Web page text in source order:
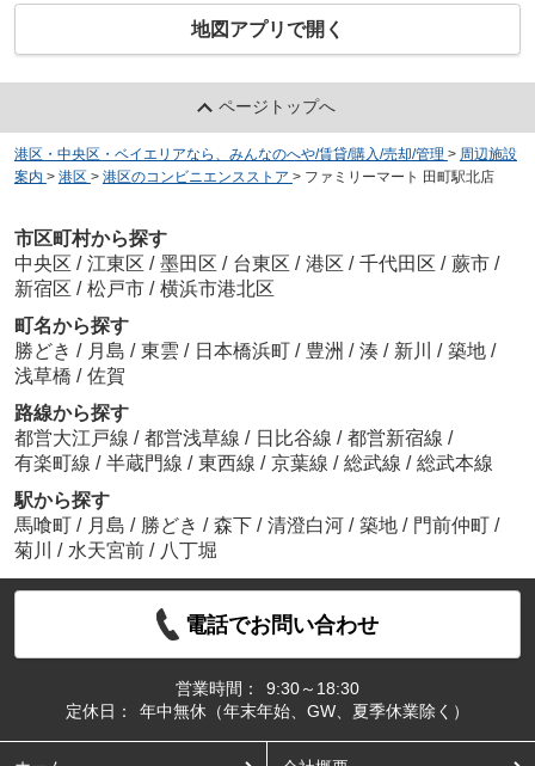
地図アプリで開く
ページトップへ
港区・中央区・ベイエリアなら、みんなのへや/賃貸/購入/売却/管理 > 周辺施設
案内 > 港区 > 港区のコンビニエンスストア > ファミリーマート 田町駅北店
市区町村から探す
中央区 / 江東区 / 墨田区 / 台東区 / 港区 / 千代田区 / 蕨市 /
新宿区 / 松戸市 / 横浜市港北区
町名から探す
勝どき / 月島 / 東雲 / 日本橋浜町 / 豊洲 / 湊 / 新川 / 築地 /
浅草橋 / 佐賀
路線から探す
都営大江戸線 / 都営浅草線 / 日比谷線 / 都営新宿線 /
有楽町線 / 半蔵門線 / 東西線 / 京葉線 / 総武線 / 総武本線
駅から探す
馬喰町 / 月島 / 勝どき / 森下 / 清澄白河 / 築地 / 門前仲町 /
菊川
/ 水天宮前 / 八丁堀
電話でお問い合わせ
営業時間：
9:30～18:30
定休日：
年中無休（年末年始、GW、夏季休業除く）